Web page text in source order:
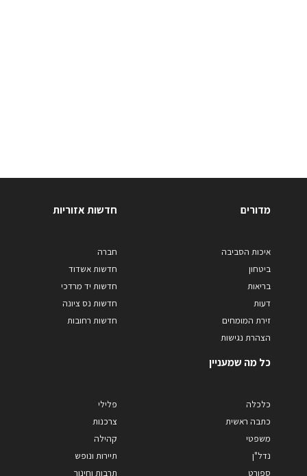
מדורים
איכות הסביבה
ביטחון
בריאות
דעות
זירת המומחים
הצהרת נגישות
חדשות אזוריות
חברה
חדשות אשדוד
חדשות יד מרדכי
חדשות נס ציונה
חדשות רחובות
כל מה שמעניין
כלכלה
כתבה ראשית
משפטי
נדל"ן
ספורט
פלילי
צרכנות
קהילה
תיירות ונופש
תרבות וחינוך